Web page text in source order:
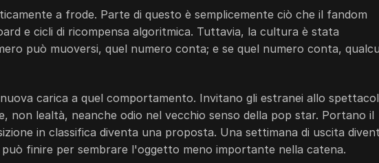
a frode. Parte di questo è semplicemente ciò che il fandom
e cicli di ricompensa algoritmica. Tuttavia, la cultura è stata
può muoversi, quel numero conta; e se quel numero conta,
carica a quel comportamento. Invitano gli estranei allo
non lealtà, neanche odio nel vecchio senso della pop star. Portano il
in classifica diventa una proposta. Una settimana di uscita
finire per sembrare l'oggetto meno importante nella catena.